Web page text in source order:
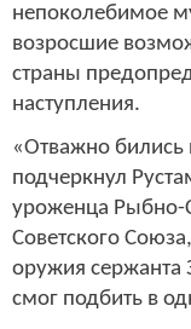
непоколебимое
возросшие
страны
наступления.
«Отважно бились
подчеркнул
уроженца Рыбно-
Советского
оружия
смог подбить в